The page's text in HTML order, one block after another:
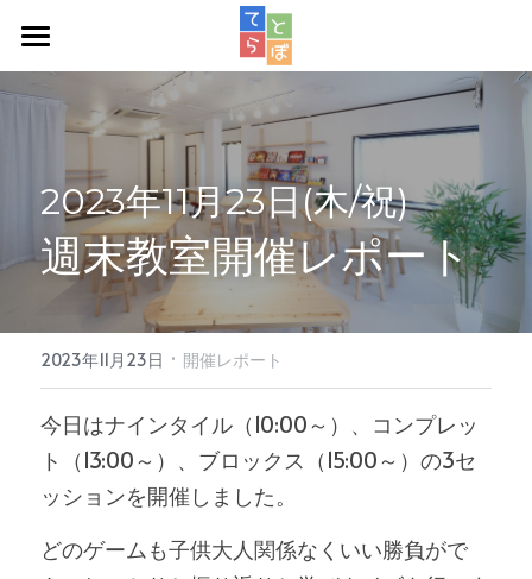
週次教室
スタッフ紹介
アクセス
ロボット教室
お問い合わせ
2023年11月23日(木/祝)
週末教室開催レポート
2023年11月23日 · 開催レポート
今日はナインタイル（10:00～）、コンプレッ
ト（13:00～）、ブロックス（15:00～）の3セ
ッションを開催しました。
どのゲームも子供大人関係なくいい勝負がで